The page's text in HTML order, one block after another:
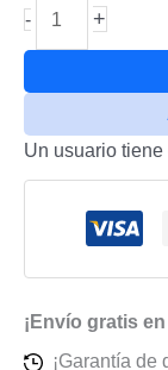
-
Botones
Samsung
Ultra
cantidad
+
Un usuario
¡Envío gratis
¡Garantía de